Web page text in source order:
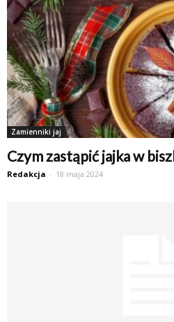
Zamienniki jaj
Czym zastąpić jajka w
Redakcja - 18 maja 2024